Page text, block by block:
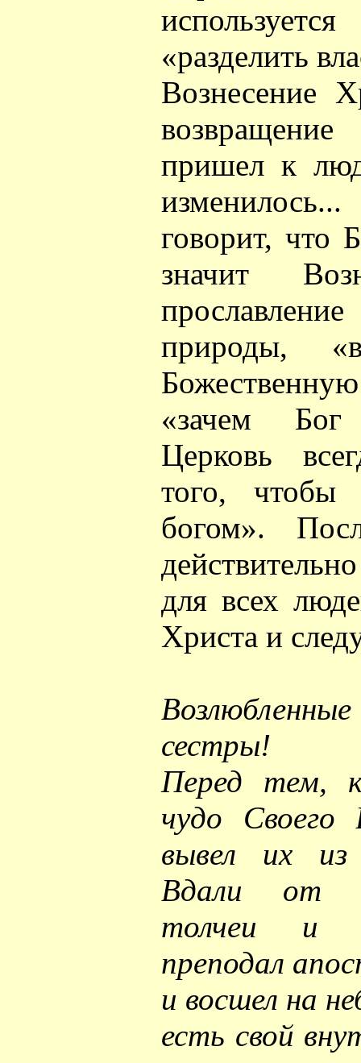
«разделить
Вознесение
пришел к
говорит, что
значит
природы,
«зачем Бог
Церковь
того, чтобы
богом».
для всех
Христа и
сестры!
Перед тем,
чудо Своего
вывел их из
Вдали от
толчеи и
преподал
и восшел на
есть свой